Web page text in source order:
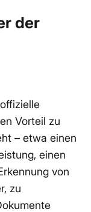
der
Vorteil zu
– etwa einen
einen
von
zu